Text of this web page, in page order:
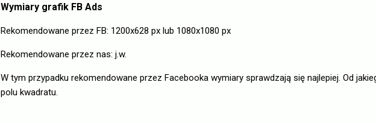
Wymiary grafik FB Ads
Rekomendowane przez FB: 1200x628 px lub 1080x1080 px
Rekomendowane przez nas: j.w.
W tym przypadku rekomendowane przez Facebooka wymiary sprawdzają się najlepiej. Od
polu kwadratu.